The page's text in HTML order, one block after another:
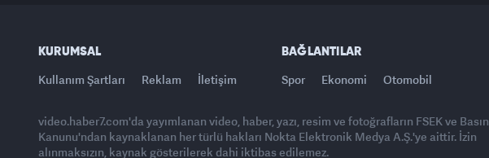
KURUMSAL
Kullanım Şartları Reklam İletişim
BAĞLANTILAR
Spor Ekonomi Otomobil
video.haber7.com'da yayımlanan video, haber, yazı, resim ve fotoğrafların FSEK ve Basın
Kanunu'ndan kaynaklanan her türlü hakları Nokta Elektronik Medya A.Ş.'ye aittir. İzin
alınmaksızın, kaynak gösterilerek dahi iktibas edilemez.